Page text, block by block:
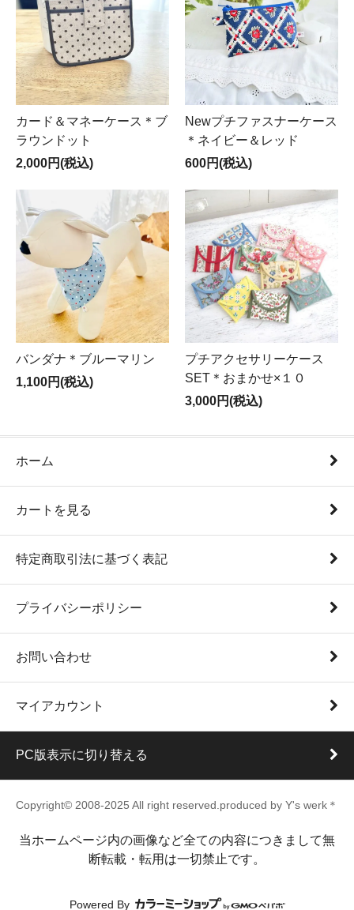
カード＆マネーケース＊ブ
ラウンドット
2,000円(税込)
Newプチファスナーケース
＊ネイビー＆レッド
600円(税込)
バンダナ＊ブルーマリン
1,100円(税込)
プチアクセサリーケース
SET＊おまかせ×１０
3,000円(税込)
ホーム
カートを見る
特定商取引法に基づく表記
プライバシーポリシー
お問い合わせ
マイアカウント
PC版表示に切り替える
Copyright© 2008-2025 All right reserved.produced by Y's werk＊
当ホームページ内の画像など全ての内容につきまして無
断転載・転用は一切禁止です。
Powered By